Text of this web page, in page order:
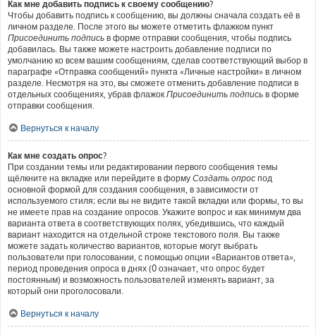
Как мне добавить подпись к своему сообщению?
Чтобы добавить подпись к сообщению, вы должны сначала создать её в
личном разделе. После этого вы можете отметить флажком пункт
Присоединить подпись в форме отправки сообщения, чтобы подпись
добавилась. Вы также можете настроить добавление подписи по
умолчанию ко всем вашим сообщениям, сделав соответствующий выбор в
параграфе «Отправка сообщений» пункта «Личные настройки» в личном
разделе. Несмотря на это, вы сможете отменить добавление подписи в
отдельных сообщениях, убрав флажок Присоединить подпись в форме
отправки сообщения.
Вернуться к началу
Как мне создать опрос?
При создании темы или редактировании первого сообщения темы
щёлкните на вкладке или перейдите в форму Создать опрос под
основной формой для создания сообщения, в зависимости от
используемого стиля; если вы не видите такой вкладки или формы, то вы
не имеете прав на создание опросов. Укажите вопрос и как минимум два
варианта ответа в соответствующих полях, убедившись, что каждый
вариант находится на отдельной строке текстового поля. Вы также
можете задать количество вариантов, которые могут выбрать
пользователи при голосовании, с помощью опции «Вариантов ответа»,
период проведения опроса в днях (0 означает, что опрос будет
постоянным) и возможность пользователей изменять вариант, за
который они проголосовали.
Вернуться к началу